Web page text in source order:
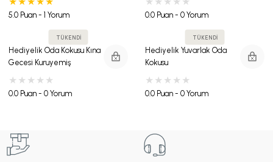
5.0 Puan - 1 Yorum 0.0 Puan - 0 Yorum
TÜKENDİ
Hediyelik Oda Kokusu Kına
Gecesi Kuruyemiş
0.0 Puan - 0 Yorum
TÜKENDİ
Hediyelik Yuvarlak Oda
Kokusu
0.0 Puan - 0 Yorum